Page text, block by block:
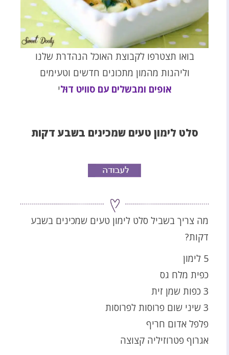
בואו תצטרפו לקבוצת האוכל הנהדרת שלנו
וליהנות מהמון מתכונים חדשים וטעימים
אופים ומבשלים עם סוויט דוּלי
סלט לימון טעים שמכינים בשבע דקות
מה צריך בשביל סלט לימון טעים שמכינים בשבע
דקות?
5 לימון
כפית מלח גס
3 כפות שמן זית
3 שיני שום פרוסות לפרוסות
פלפל אדום חריף
אגרוף פטרוזיליה קצוצה